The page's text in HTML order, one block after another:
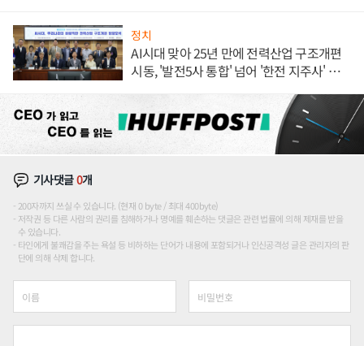
정치
AI시대 맞아 25년 만에 전력산업 구조개편
시동, '발전5사 통합' 넘어 '한전 지주사' 재편
기사댓글0개
200자까지 쓰실 수 있습니다. (현재 0 byte / 최대 400byte)
저작권 등 다른 사람의 권리를 침해하거나 명예를 훼손하는 댓글은 관련 법률에 의해 제재를 받을
수 있습니다.
타인에게 불쾌감을 주는 욕설 등 비하하는 단어가 내용에 포함되거나 인신공격성 글은 관리자의 판
단에 의해 삭제 합니다.